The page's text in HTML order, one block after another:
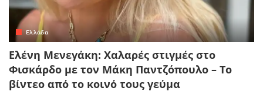
Ελλάδα
Ελένη Μενεγάκη: Χαλαρές στιγμές στο
Φισκάρδο με τον Μάκη Παντζόπουλο – Το
βίντεο από το κοινό τους γεύμα